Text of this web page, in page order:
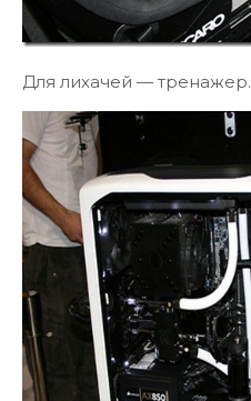
Для лихачей — тренажер.